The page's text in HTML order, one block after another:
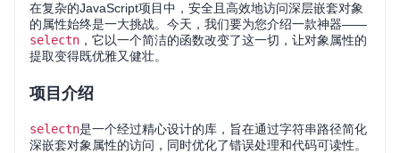
在复杂的JavaScript项目中，安全且高效地访问深层嵌套对象
的属性始终是一大挑战。今天，我们要为您介绍一款神器——
selectn ，它以一个简洁的函数改变了这一切，让对象属性的
提取变得既优雅又健壮。
项目介绍
selectn是一个经过精心设计的库，旨在通过字符串路径简化
深嵌套对象属性的访问，同时优化了错误处理和代码可读性。